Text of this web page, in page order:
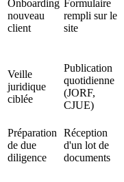
Onboarding
nouveau
client
Formulaire
rempli sur le
site
Veille
juridique
ciblée
Publication
quotidienne
(JORF,
CJUE)
Préparation
de due
diligence
Réception
d'un lot de
documents